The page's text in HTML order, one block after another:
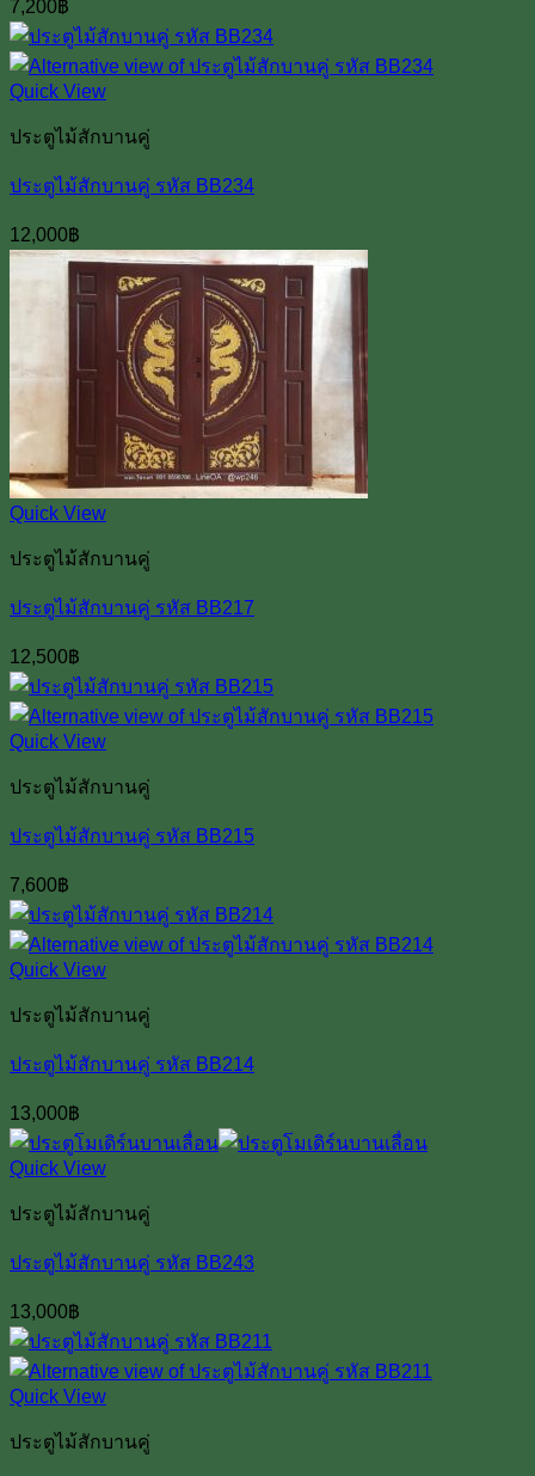
7,200฿
Quick View
ประตูไม้สักบานคู่
ประตูไม้สักบานคู่ รหัส BB234
12,000฿
Quick View
ประตูไม้สักบานคู่
ประตูไม้สักบานคู่ รหัส BB217
12,500฿
Quick View
ประตูไม้สักบานคู่
ประตูไม้สักบานคู่ รหัส BB215
7,600฿
Quick View
ประตูไม้สักบานคู่
ประตูไม้สักบานคู่ รหัส BB214
13,000฿
Quick View
ประตูไม้สักบานคู่
ประตูไม้สักบานคู่ รหัส BB243
13,000฿
Quick View
ประตูไม้สักบานคู่